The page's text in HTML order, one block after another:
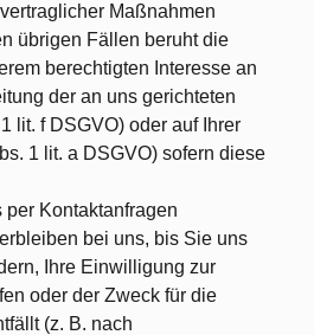
Maßnahmen
übrigen Fällen beruht die
berechtigten Interesse an
der an uns gerichteten
lit. f DSGVO) oder auf Ihrer
1 lit. a DSGVO) sofern diese
per Kontaktanfragen
bei uns, bis Sie uns
Ihre Einwilligung zur
oder der Zweck für die
(z. B. nach